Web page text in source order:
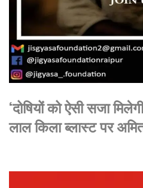
‘दोषियों को ऐसी सजा
लाल किला ब्लास्ट पर